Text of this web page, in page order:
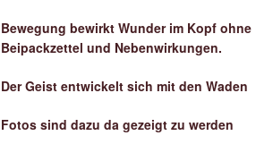
Bewegung bewirkt Wunder im Kopf ohne
Beipackzettel und Nebenwirkungen.
Der Geist entwickelt sich mit den Waden
Fotos sind dazu da gezeigt zu werden